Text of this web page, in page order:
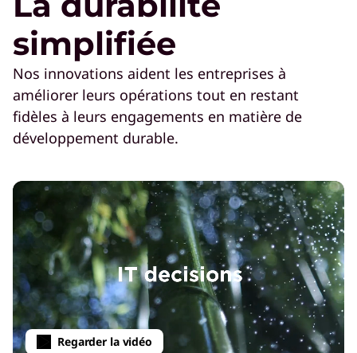
simplifiée
Nos innovations aident les entreprises à
améliorer leurs opérations tout en restant
fidèles à leurs engagements en matière de
développement durable.
Regarder la vidéo